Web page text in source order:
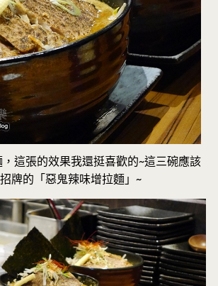
這張的效果我還挺喜歡的~這三碗應該
牌的「惡鬼辣味增拉麵」~